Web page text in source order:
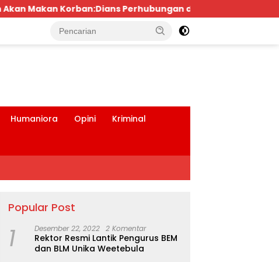
Perhubungan dan Satlantas Didesak Bertindak Tegas!
Humaniora Opini Kriminal
Popular Post
1 Desember 22, 2022 2 Komentar
Rektor Resmi Lantik Pengurus BEM
dan BLM Unika Weetebula